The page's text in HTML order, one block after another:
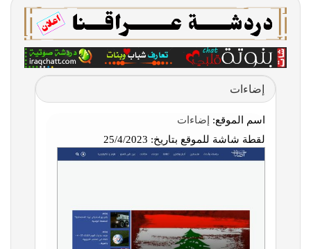
إضاءات
اسم الموقع: إضاءات
لقطة شاشة للموقع بتاريخ: